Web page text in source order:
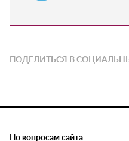
ПОДЕЛИТЬСЯ В
По вопросам сайта